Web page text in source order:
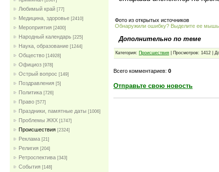
Любимый край [77]
Медицина, здоровье [2410]
Мероприятия [2400]
Народный календарь [225]
Наука, образование [1244]
Общество [14928]
Официоз [978]
Острый вопрос [149]
Поздравления [5]
Политика [726]
Право [577]
Праздники, памятные даты [1006]
Проблемы ЖКХ [1747]
Проиcшествия [2324]
Реклама [21]
Религия [204]
Ретроспектива [343]
События [148]
Фото из открытых источников
Обнаружили ошибку? Выделите ее
Дополнительно по теме
Категория: Проиcшествия | Просмотров: 1412 |
Всего комментариев: 0
Отправьте свою новость